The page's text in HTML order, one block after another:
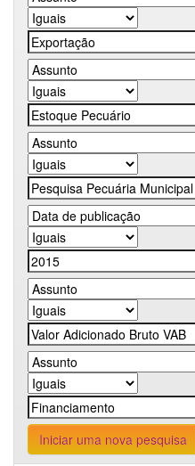
Iniciar uma nova pesquisa